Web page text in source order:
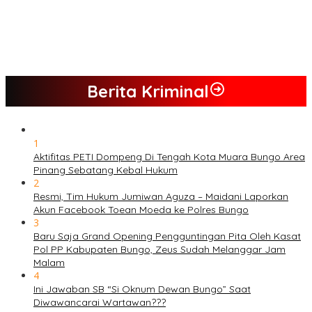
Berita Kriminal
1
Aktifitas PETI Dompeng Di Tengah Kota Muara Bungo Area
Pinang Sebatang Kebal Hukum
2
Resmi, Tim Hukum Jumiwan Aguza – Maidani Laporkan
Akun Facebook Toean Moeda ke Polres Bungo
3
Baru Saja Grand Opening Pengguntingan Pita Oleh Kasat
Pol PP Kabupaten Bungo, Zeus Sudah Melanggar Jam
Malam
4
Ini Jawaban SB “Si Oknum Dewan Bungo” Saat
Diwawancarai Wartawan???